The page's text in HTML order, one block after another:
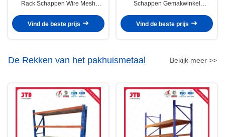
Rack Schappen Wire Mesh
Vind de beste prijs
Schappen Gemakwinkel
gondelplanken
Vind de beste prijs
De Rekken van het pakhuismetaal Bekijk meer >>